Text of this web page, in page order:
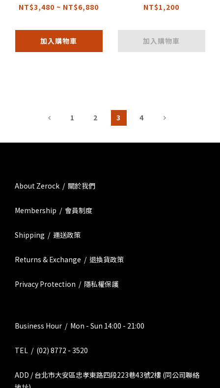
NT$3,480 ~ NT$6,880
加入購物車
NT$1,200
加入購物車
1 2 3 4
About Zerock / 關於我們
Membership / 會員制度
Shipping / 運送政策
Returns & Exchange / 退換貨政策
Privacy Protection / 隱私權保護
Business Hour / Mon - Sun 14:00 - 21:00
TEL / (02) 8772 - 3520
ADD / 台北市大安區忠孝東路四段223巷43號2樓 (同公司聯絡